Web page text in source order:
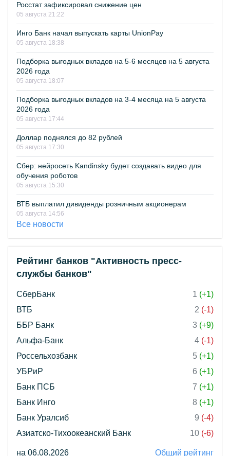
Росстат зафиксировал снижение цен
05 августа 21:22
Инго Банк начал выпускать карты UnionPay
05 августа 18:38
Подборка выгодных вкладов на 5-6 месяцев на 5 августа
2026 года
05 августа 18:07
Подборка выгодных вкладов на 3-4 месяца на 5 августа
2026 года
05 августа 17:44
Доллар поднялся до 82 рублей
05 августа 17:30
Сбер: нейросеть Kandinsky будет создавать видео для
обучения роботов
05 августа 15:30
ВТБ выплатил дивиденды розничным акционерам
05 августа 14:56
Все новости
Рейтинг банков "Активность пресс-
службы банков"
СберБанк 1 (+1)
ВТБ
2 (-1)
ББР Банк
3 (+9)
Альфа-Банк
4 (-1)
Россельхозбанк
5 (+1)
УБРиР
6 (+1)
Банк ПСБ
7 (+1)
Банк Инго
8 (+1)
Банк Уралсиб
9 (-4)
Азиатско-Тихоокеанский Банк
10 (-6)
на 06.08.2026 Общий рейтинг